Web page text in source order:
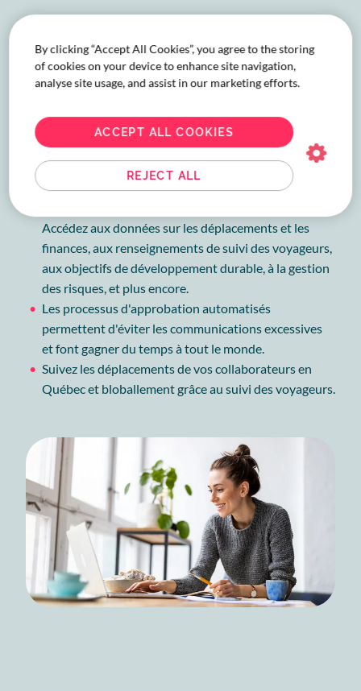
Service niveau-agence
pour les coordonnateurs
de voyages d'affaires
Des réservations simples et rapides : organisez vos
voyages d'affaires avec votre conseiller en voyages
attitré, en ligne ou en déplacement avec l'application
mobile Melon.
Accédez aux données sur les déplacements et les
finances, aux renseignements de suivi des voyageurs,
aux objectifs de développement durable, à la gestion
des risques, et plus encore.
Les processus d'approbation automatisés
permettent d'éviter les communications excessives
et font gagner du temps à tout le monde.
Suivez les déplacements de vos collaborateurs en
Québec et bloballement grâce au suivi des voyageurs.
By clicking “Accept All Cookies”, you agree to the storing
of cookies on your device to enhance site navigation,
analyse site usage, and assist in our marketing efforts.
REJECT ALL
ACCEPT ALL COOKIES